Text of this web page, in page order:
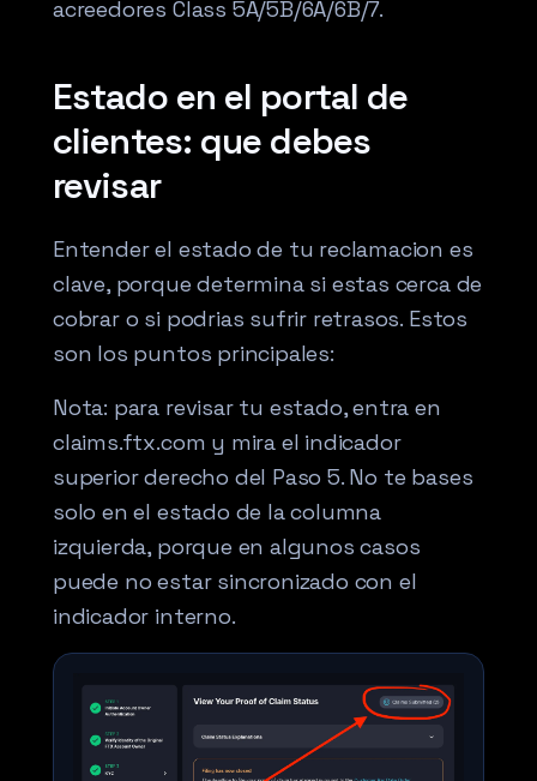
acreedores Class 5A/5B/6A/6B/7.
Estado en el portal de
clientes: que debes
revisar
Entender el estado de tu reclamacion es
clave, porque determina si estas cerca de
cobrar o si podrias sufrir retrasos. Estos
son los puntos principales:
Nota: para revisar tu estado, entra en
claims.ftx.com y mira el indicador
superior derecho del Paso 5. No te bases
solo en el estado de la columna
izquierda, porque en algunos casos
puede no estar sincronizado con el
indicador interno.